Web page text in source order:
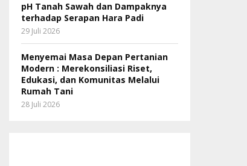
pH Tanah Sawah dan Dampaknya
terhadap Serapan Hara Padi
29 Juli 2026
Menyemai Masa Depan Pertanian
Modern : Merekonsiliasi Riset,
Edukasi, dan Komunitas Melalui
Rumah Tani
28 Juli 2026